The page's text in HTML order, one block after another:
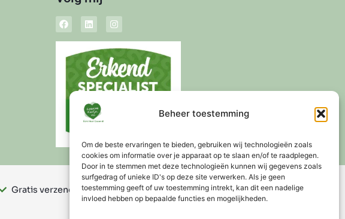
Beheer toestemming
Om de beste ervaringen te bieden, gebruiken wij technologieën zoals
cookies om informatie over je apparaat op te slaan en/of te raadplegen.
Door in te stemmen met deze technologieën kunnen wij gegevens zoals
surfgedrag of unieke ID's op deze site verwerken. Als je geen
toestemming geeft of uw toestemming intrekt, kan dit een nadelige
invloed hebben op bepaalde functies en mogelijkheden.
Gratis verzending vanaf €75,-